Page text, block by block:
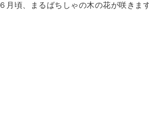
６月頃、まるばちしゃの木の花が咲きます